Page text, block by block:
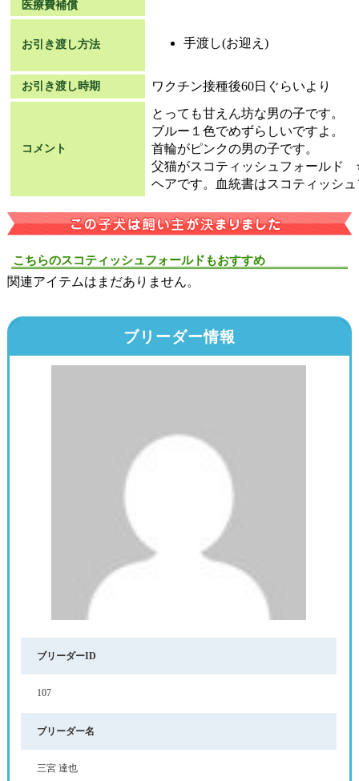
医療費補償
お引き渡し方法 手渡し(お迎え)
お引き渡し時期 ワクチン接種後60日ぐらいより
コメント
とっても甘えん坊な男の子です。
ブルー１色でめずらしいですよ。
首輪がピンクの男の子です。
父猫がスコティッシュフォールド
ヘアです。血統書はスコティッシ
こちらのスコティッシュフォールドもおすすめ
関連アイテムはまだありません。
ブリーダー情報
ブリーダーID
107
ブリーダー名
三宮 達也